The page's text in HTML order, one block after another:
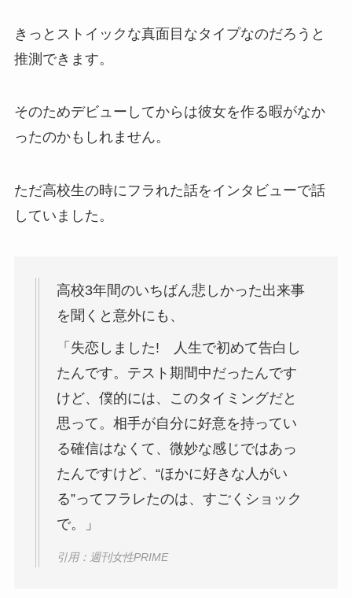
きっとストイックな真面目なタイプなのだろうと
推測できます。
そのためデビューしてからは彼女を作る暇がなか
ったのかもしれません。
ただ高校生の時にフラれた話をインタビューで話
していました。
高校3年間のいちばん悲しかった出来事
を聞くと意外にも、
「失恋しました! 人生で初めて告白し
たんです。テスト期間中だったんです
けど、僕的には、このタイミングだと
思って。相手が自分に好意を持ってい
る確信はなくて、微妙な感じではあっ
たんですけど、“ほかに好きな人がい
る”ってフラレたのは、すごくショック
で。」
引用：週刊女性PRIME